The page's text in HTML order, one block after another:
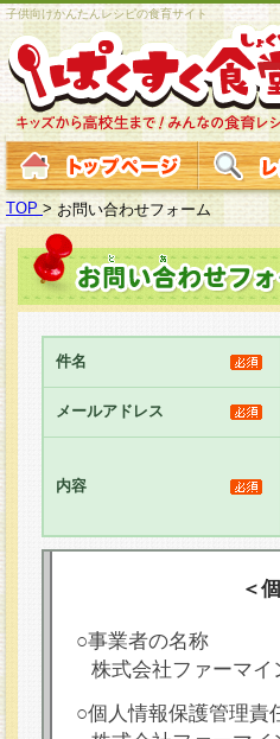
子供向けかんたんレシピの食育サイト
TOP > お問い合わせフォーム
件名
メールアドレス
内容
＜
○事業者の名称
株式会社ファーマイ
○個人情報保護管理責